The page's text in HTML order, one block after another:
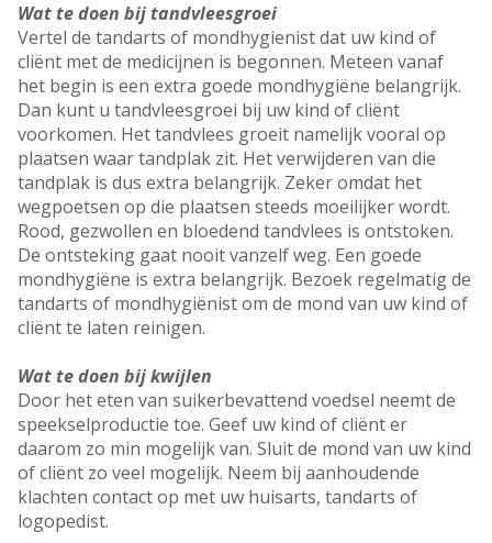
Wat te doen bij tandvleesgroei
Vertel de tandarts of mondhygienist dat uw kind of
cliënt met de medicijnen is begonnen. Meteen vanaf
het begin is een extra goede mondhygiëne belangrijk.
Dan kunt u tandvleesgroei bij uw kind of cliënt
voorkomen. Het tandvlees groeit namelijk vooral op
plaatsen waar tandplak zit. Het verwijderen van die
tandplak is dus extra belangrijk. Zeker omdat het
wegpoetsen op die plaatsen steeds moeilijker wordt.
Rood, gezwollen en bloedend tandvlees is ontstoken.
De ontsteking gaat nooit vanzelf weg. Een goede
mondhygiëne is extra belangrijk. Bezoek regelmatig de
tandarts of mondhygiënist om de mond van uw kind of
cliënt te laten reinigen.
Wat te doen bij kwijlen
Door het eten van suikerbevattend voedsel neemt de
speekselproductie toe. Geef uw kind of cliënt er
daarom zo min mogelijk van. Sluit de mond van uw kind
of cliënt zo veel mogelijk. Neem bij aanhoudende
klachten contact op met uw huisarts, tandarts of
logopedist.